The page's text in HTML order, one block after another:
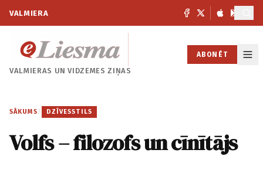
VALMIERA
VALMIERAS UNVIDZEMES ZIŅAS
ABONĒT
SĀKUMS / DZĪVESSTILS
Volfs – filozofs un cīnītājs